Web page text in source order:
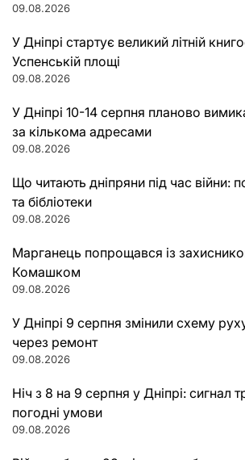
09.08.2026
У Дніпрі стартує великий літній
Успенській площі
09.08.2026
У Дніпрі 10-14 серпня планово
за кількома адресами
09.08.2026
Що читають дніпряни під час війни:
та бібліотеки
09.08.2026
Марганець попрощався із
Комашком
09.08.2026
У Дніпрі 9 серпня змінили схему
через ремонт
09.08.2026
Ніч з 8 на 9 серпня у Дніпрі: сигнал
погодні умови
09.08.2026